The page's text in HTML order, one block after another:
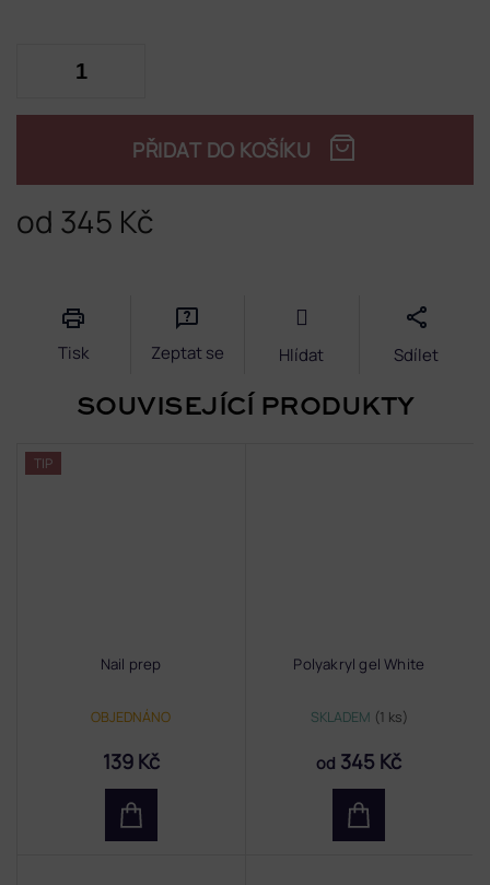
od 345 Kč
PŘIDAT DO KOŠÍKU
Tisk Zeptat se Hlídat Sdílet
SOUVISEJÍCÍ PRODUKTY
TIP
Nail prep
OBJEDNÁNO
139 Kč
Polyakryl gel White
SKLADEM (1 ks)
od 345 Kč